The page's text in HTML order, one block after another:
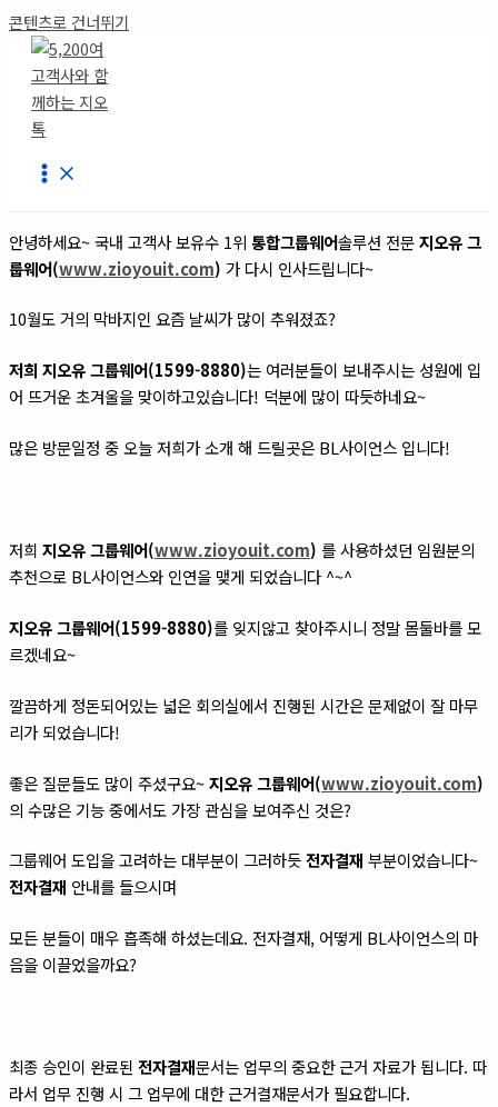
콘텐츠로 건너뛰기
안녕하세요~ 국내 고객사 보유수 1위 통합그룹웨어솔루션 전문지오유 그
룹웨어(www.zioyouit.com) 가 다시 인사드립니다~
10월도 거의 막바지인 요즘 날씨가 많이 추워졌죠?
저희 지오유 그룹웨어(1599-8880)는 여러분들이 보내주시는 성원에 입
어 뜨거운 초겨울을 맞이하고있습니다! 덕분에 많이 따듯하네요~
많은 방문일정 중 오늘 저희가 소개 해 드릴곳은 BL사이언스 입니다!
저희 지오유 그룹웨어(www.zioyouit.com) 를 사용하셨던 임원분의
추천으로 BL사이언스와 인연을 맺게 되었습니다 ^~^
지오유 그룹웨어(1599-8880)를 잊지않고 찾아주시니 정말 몸둘바를 모
르겠네요~
깔끔하게 정돈되어있는 넓은 회의실에서 진행된 시간은 문제없이 잘 마무
리가 되었습니다!
좋은 질문들도 많이 주셨구요~지오유 그룹웨어(www.zioyouit.com)
의 수많은 기능 중에서도 가장 관심을 보여주신 것은?
그룹웨어 도입을 고려하는 대부분이 그러하듯전자결재 부분이었습니다~
전자결재 안내를 들으시며
모든 분들이 매우 흡족해 하셨는데요. 전자결재, 어떻게 BL사이언스의 마
음을 이끌었을까요?
최종 승인이 완료된 전자결재문서는 업무의 중요한 근거 자료가 됩니다. 따
라서 업무 진행 시 그 업무에 대한 근거결재문서가 필요합니다.